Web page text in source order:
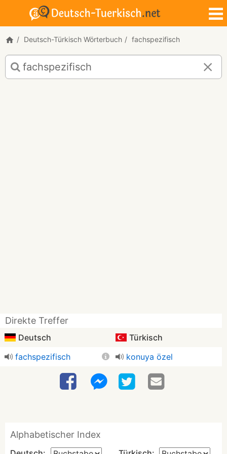
Deutsch-Türkisch Wörterbuch fachspezifisch
Deutsch-
Türkisch
Übersetzung
Direkte Treffer
Deutsch
Türkisch
fachspezifisch
konuya özel
Alphabetischer Index